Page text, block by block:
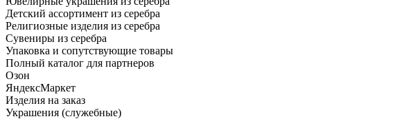
Детский ассортимент из серебра
Религиозные изделия из серебра
Сувениры из серебра
Упаковка и сопутствующие товары
Полный каталог для партнеров
Озон
ЯндексМаркет
Изделия на заказ
Украшения (служебные)